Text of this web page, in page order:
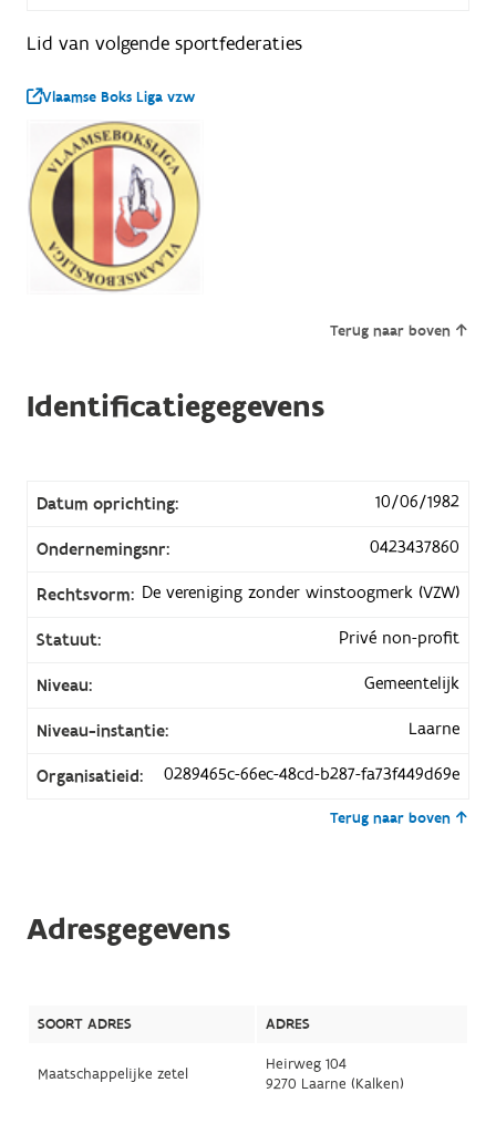
Lid van volgende sportfederaties
Vlaamse Boks Liga vzw
Terug naar boven
Identificatiegegevens
Datum oprichting: 10/06/1982
Ondernemingsnr: 0423437860
Rechtsvorm: De vereniging zonder winstoogmerk (VZW)
Statuut: Privé non-profit
Niveau: Gemeentelijk
Niveau-instantie: Laarne
Organisatieid: 0289465c-66ec-48cd-b287-fa73f449d69e
Terug naar boven
Adresgegevens
SOORT ADRES ADRES
Maatschappelijke zetel
Heirweg 104
9270 Laarne (Kalken)